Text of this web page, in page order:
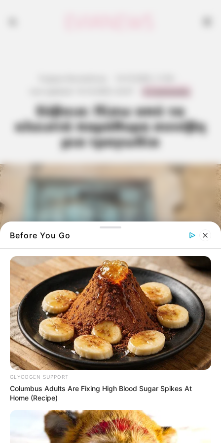
Εύβοια: Πίσω από τα
κλειστά παράθυρα συνέβη
μια τραγωδία
Χωριό της Εύβοιας
Ανείπωτη τραγωδία στη Νότια Εύβοια –
Νεκρή η 53χρονη μετά τον φρικτό
ξυλοδαρμό της
Before You Go
GLYCOGEN SUPPORT
Columbus Adults Are Fixing High Blood Sugar Spikes At
Home (Recipe)